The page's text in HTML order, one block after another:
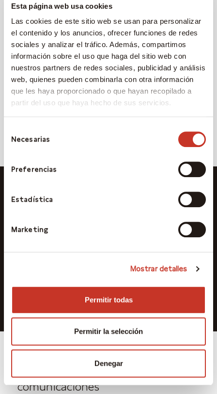
Esta página web usa cookies
Las cookies de este sitio web se usan para personalizar
el contenido y los anuncios, ofrecer funciones de redes
sociales y analizar el tráfico. Además, compartimos
información sobre el uso que haga del sitio web con
nuestros partners de redes sociales, publicidad y análisis
web, quienes pueden combinarla con otra información
que les haya proporcionado o que hayan recopilado a
partir del uso que haya hecho de sus servicios.
Necesarias
Preferencias
Estadística
Marketing
Mostrar detalles
Permitir todas
Permitir la selección
Denegar
1%
COMISIÓN DE GESTIÓN
1,15%
COMISIÓN DE EXITO
20% sobre lo que exceda del 8%
COMISIÓN DE DEPÓSITO
Anuncio 30 de junio de 2026
Suscríbase a nuestras
comunicaciones